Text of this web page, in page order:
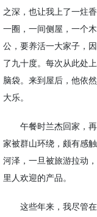
之深，也让我上了一炷
一圈，一间侧屋，一个
公，要养活一大家子，
了九十度。每次从此处
脑袋。来到屋后，他依
大乐。
午餐时兰杰回家，
家被群山环绕，颇有感
河泽，一旦被旅游拉动
里人欢迎的产品。
这些年来，我尽管